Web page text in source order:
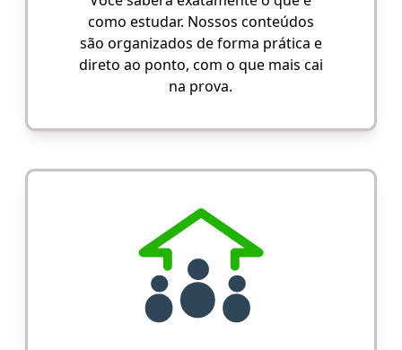
como estudar. Nossos conteúdos
são organizados de forma prática e
direto ao ponto, com o que mais cai
na prova.